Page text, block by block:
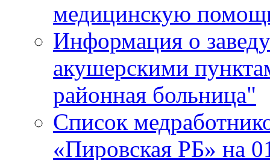
медицинскую
Информация о
акушерскими
районная больница"
Список
«Пировская РБ» на